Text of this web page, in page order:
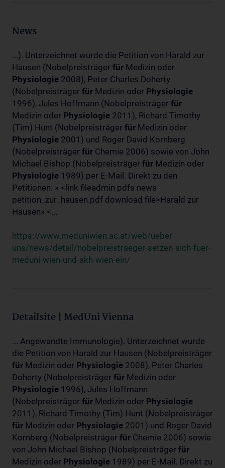
News
...). Unterzeichnet wurde die Petition von Harald zur
Hausen (Nobelpreisträger für Medizin oder
Physiologie 2008), Peter Charles Doherty
(Nobelpreisträger für Medizin oder Physiologie
1996), Jules Hoffmann (Nobelpreisträger für
Medizin oder Physiologie 2011), Richard Timothy
(Tim) Hunt (Nobelpreisträger für Medizin oder
Physiologie 2001) und Roger David Kornberg
(Nobelpreisträger für Chemie 2006) sowie von John
Michael Bishop (Nobelpreisträger für Medizin oder
Physiologie 1989) per E-Mail. Direkt zu den
Petitionen: » <link fileadmin pdfs news
petition_zur_hausen.pdf download file>Harald zur
Hausen» <...
https://www.meduniwien.ac.at/web/ueber-
uns/news/detail/nobelpreistraeger-setzen-sich-fuer-
meduni-wien-und-akh-wien-ein/
Detailsite | MedUni Vienna
... Angewandte Immunologie). Unterzeichnet wurde
die Petition von Harald zur Hausen (Nobelpreisträger
für Medizin oder Physiologie 2008), Peter Charles
Doherty (Nobelpreisträger für Medizin oder
Physiologie 1996), Jules Hoffmann
(Nobelpreisträger für Medizin oder Physiologie
2011), Richard Timothy (Tim) Hunt (Nobelpreisträger
für Medizin oder Physiologie 2001) und Roger David
Kornberg (Nobelpreisträger für Chemie 2006) sowie
von John Michael Bishop (Nobelpreisträger für
Medizin oder Physiologie 1989) per E-Mail. Direkt zu